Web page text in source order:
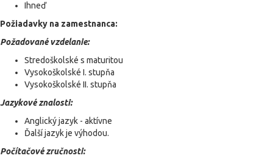
Ihneď
Požiadavky na zamestnanca:
Požadované vzdelanie:
Stredoškolské s maturitou
Vysokoškolské I. stupňa
Vysokoškolské II. stupňa
Jazykové znalosti:
Anglický jazyk - aktívne
Ďalší jazyk je výhodou.
Počítačové zručnosti: